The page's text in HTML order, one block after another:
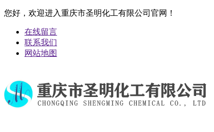
您好，欢迎进入重庆市圣明化工有限公司官网！
在线留言
联系我们
网站地图